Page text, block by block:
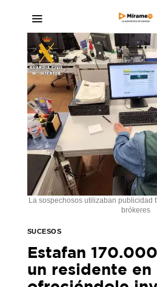
La sospechosos utilizaban publicidad
brókeres
SUCESOS
Estafan
un residente en